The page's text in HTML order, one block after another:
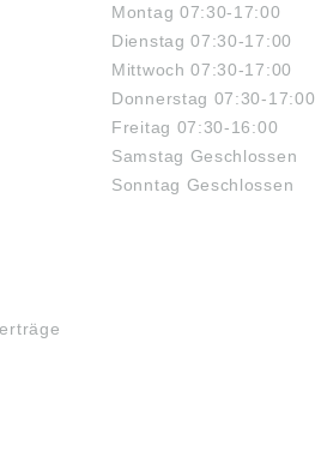
Montag 07:30-17:00
Dienstag 07:30-17:00
Mittwoch 07:30-17:00
Donnerstag 07:30-17:00
Freitag 07:30-16:00
Samstag Geschlossen
Sonntag Geschlossen